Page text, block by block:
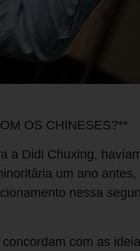
OS CHINESES?**
a Didi Chuxing,
um ano
nessa
com as